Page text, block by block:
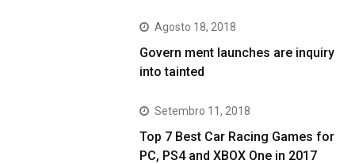
Agosto 18, 2018
Govern ment launches are inquiry
into tainted
Setembro 11, 2018
Top 7 Best Car Racing Games for
PC, PS4 and XBOX One in 2017